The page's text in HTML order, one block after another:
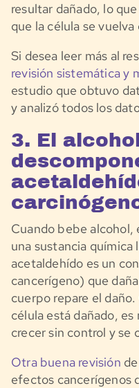
resultar dañado, lo
que la célula se vuelva
Si desea leer más al
revisión sistemática y
estudio que obtuvo
y analizó todos los
3. El
Cuando bebe alcohol,
una sustancia química
acetaldehído es un
cancerígeno) que
cuerpo repare el
célula está dañado,
crecer sin control y se
Otra buena revisión
efectos cancerígenos